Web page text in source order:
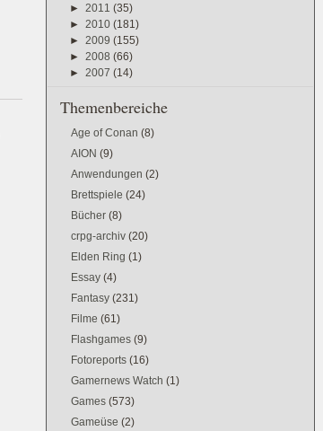
► 2011 (35)
► 2010 (181)
► 2009 (155)
► 2008 (66)
► 2007 (14)
Themenbereiche
Age of Conan (8)
AION (9)
Anwendungen (2)
Brettspiele (24)
Bücher (8)
crpg-archiv (20)
Elden Ring (1)
Essay (4)
Fantasy (231)
Filme (61)
Flashgames (9)
Fotoreports (16)
Gamernews Watch (1)
Games (573)
Gameüse (2)